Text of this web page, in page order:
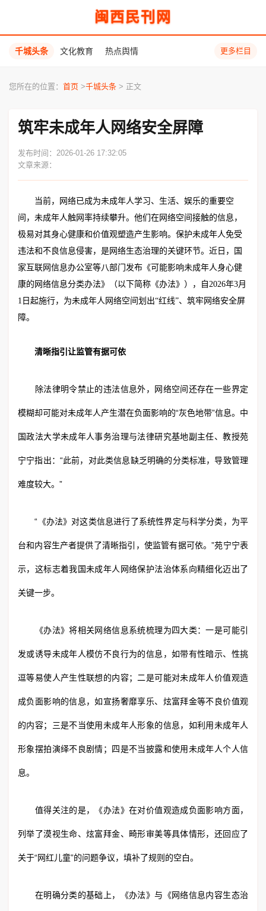
闽西民刊网
千城头条 文化教育 热点舆情 更多栏目
您所在的位置： 首页 >千城头条 > 正文
筑牢未成年人网络安全屏障
发布时间：2026-01-26 17:32:05
文章来源：
当前，网络已成为未成年人学习、生活、娱乐的重要空
间，未成年人触网率持续攀升。他们在网络空间接触的信息，
极易对其身心健康和价值观塑造产生影响。保护未成年人免受
违法和不良信息侵害，是网络生态治理的关键环节。近日，国
家互联网信息办公室等八部门发布《可能影响未成年人身心健
康的网络信息分类办法》（以下简称《办法》），自2026年3月
1日起施行，为未成年人网络空间划出“红线”、筑牢网络安全屏
障。
清晰指引让监管有据可依
除法律明令禁止的违法信息外，网络空间还存在一些界定
模糊却可能对未成年人产生潜在负面影响的“灰色地带”信息。中
国政法大学未成年人事务治理与法律研究基地副主任、教授苑
宁宁指出：“此前，对此类信息缺乏明确的分类标准，导致管理
难度较大。”
“《办法》对这类信息进行了系统性界定与科学分类，为平
台和内容生产者提供了清晰指引，使监管有据可依。”苑宁宁表
示，这标志着我国未成年人网络保护法治体系向精细化迈出了
关键一步。
《办法》将相关网络信息系统梳理为四大类：一是可能引
发或诱导未成年人模仿不良行为的信息，如带有性暗示、性挑
逗等易使人产生性联想的内容；二是可能对未成年人价值观造
成负面影响的信息，如宣扬奢靡享乐、炫富拜金等不良价值观
的内容；三是不当使用未成年人形象的信息，如利用未成年人
形象摆拍演绎不良剧情；四是不当披露和使用未成年人个人信
息。
值得关注的是，《办法》在对价值观造成负面影响方面，
列举了漠视生命、炫富拜金、畸形审美等具体情形，还回应了
关于“网红儿童”的问题争议，填补了规则的空白。
在明确分类的基础上，《办法》与《网络信息内容生态治